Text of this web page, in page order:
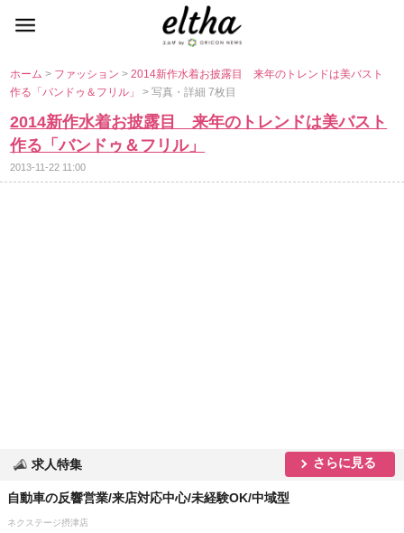
ホーム> ファッション>2014新作水着お披露目 来年のトレンドは美バスト
作る「バンドゥ＆フリル」> 写真・詳細 7枚目
2014新作水着お披露目 来年のトレンドは美バスト
作る「バンドゥ＆フリル」
2013-11-22 11:00
求人特集 さらに見る
自動車の反響営業/来店対応中心/未経験OK/中域型
ネクステージ摂津店